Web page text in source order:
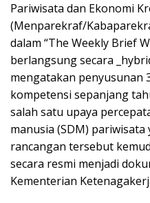
Pariwisata dan Ekonomi
(Menparekraf/
dalam “The Weekly Brief
berlangsung secara
mengatakan penyusunan
kompetensi sepanjang
salah satu upaya
manusia (SDM)
rancangan tersebut
secara resmi menjadi
Kementerian